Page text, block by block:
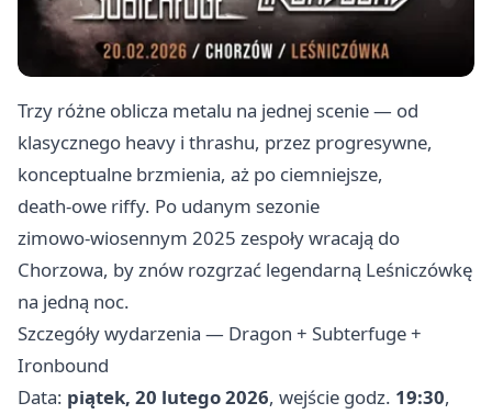
Trzy różne oblicza metalu na jednej scenie — od
klasycznego heavy i thrashu, przez progresywne,
konceptualne brzmienia, aż po ciemniejsze,
death‑owe riffy. Po udanym sezonie
zimowo‑wiosennym 2025 zespoły wracają do
Chorzowa, by znów rozgrzać legendarną Leśniczówkę
na jedną noc.
Szczegóły wydarzenia — Dragon + Subterfuge +
Ironbound
Data: piątek, 20 lutego 2026, wejście godz. 19:30,